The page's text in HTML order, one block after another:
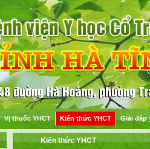
Vị thuốc YHCT Kiến thức YHCT Giải đáp
Kiến thức YHCT